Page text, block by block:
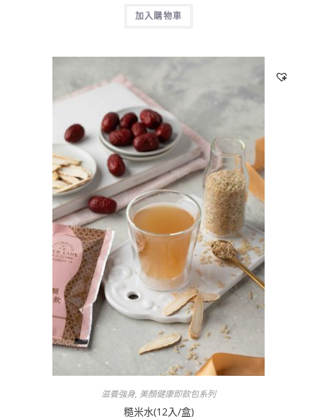
加入購物車
滋養強身, 美顏健康即飲包系列
糙米水(12入/盒)